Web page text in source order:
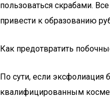
пользоваться скрабами.
привести к образованию
Как предотвратить
По сути, если эксфолиация
квалифицированным